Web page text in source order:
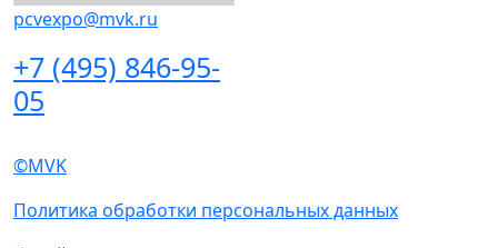
2026
Экспертные
вебинары
+7 (495) 846-95-
05